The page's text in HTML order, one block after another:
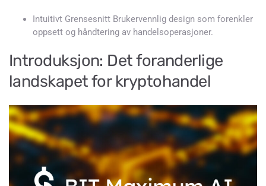
Intuitivt Grensesnitt Brukervennlig design som forenkler
oppsett og håndtering av handelsoperasjoner.
Introduksjon: Det foranderlige
landskapet for kryptohandel